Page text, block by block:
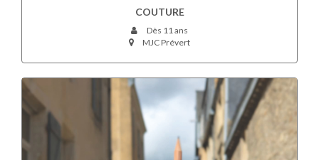
COUTURE
Dès 11 ans
MJC Prévert